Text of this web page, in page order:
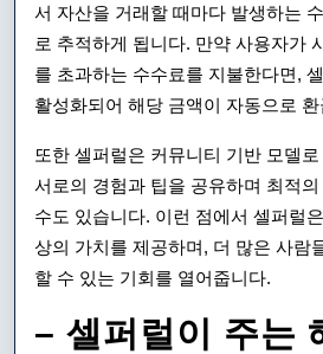
서 자산을 거래할 때마다 발생하는
로 추적하게 됩니다. 만약 사용자가
를 초과하는 수수료를 지불한다면,
활성화되어 해당 금액이 자동으로
또한 셀퍼럴은 커뮤니티 기반 모델
서로의 경험과 팁을 공유하며 최적
수도 있습니다. 이런 점에서 셀퍼럴
상의 가치를 제공하며, 더 많은 사람
할 수 있는 기회를 열어줍니다.
– 셀퍼럴이 주는